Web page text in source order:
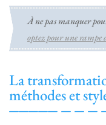
À ne pas manquer
optez pour une
La
méthodes et